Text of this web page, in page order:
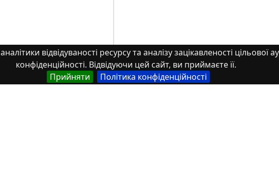
відвідуваності ресурсу та аналізу зацікавленості цільової
конфіденційності. Відвідуючи цей сайт, ви приймаєте її.
Прийняти
Політика конфіденційності